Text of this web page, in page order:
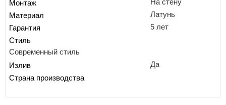
Монтаж
Материал Латунь
Гарантия 5 лет
Стиль
Современный стиль
Излив Да
Страна производства